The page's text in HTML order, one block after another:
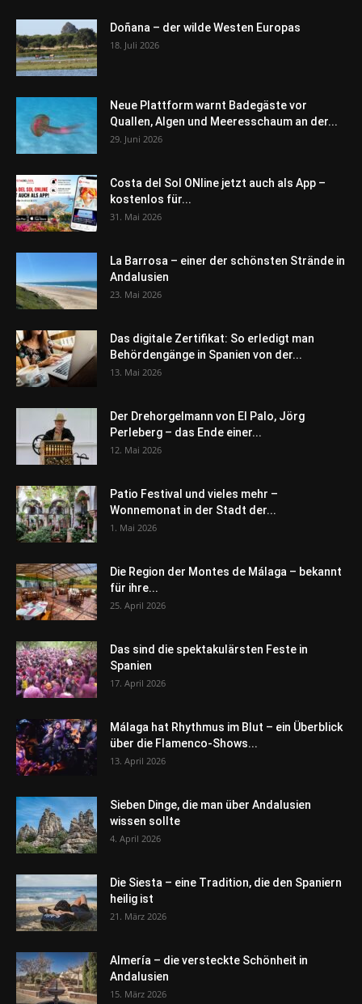
Doñana – der wilde Westen Europas
18. Juli 2026
Neue Plattform warnt Badegäste vor
Quallen, Algen und Meeresschaum an der...
29. Juni 2026
Costa del Sol ONline jetzt auch als App –
kostenlos für...
31. Mai 2026
La Barrosa – einer der schönsten Strände in
Andalusien
23. Mai 2026
Das digitale Zertifikat: So erledigt man
Behördengänge in Spanien von der...
13. Mai 2026
Der Drehorgelmann von El Palo, Jörg
Perleberg – das Ende einer...
12. Mai 2026
Patio Festival und vieles mehr –
Wonnemonat in der Stadt der...
1. Mai 2026
Die Region der Montes de Málaga – bekannt
für ihre...
25. April 2026
Das sind die spektakulärsten Feste in
Spanien
17. April 2026
Málaga hat Rhythmus im Blut – ein Überblick
über die Flamenco-Shows...
13. April 2026
Sieben Dinge, die man über Andalusien
wissen sollte
4. April 2026
Die Siesta – eine Tradition, die den Spaniern
heilig ist
21. März 2026
Almería – die versteckte Schönheit in
Andalusien
15. März 2026